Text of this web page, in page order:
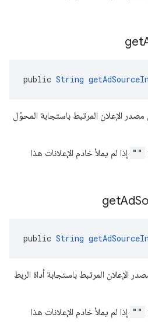
get
public String
الإعلان المرتبط باستجابة المحوّل
"" إذا لم يملأ خادم الإعلانات هذا
getAd
public String
الإعلان المرتبط باستجابة أداة الربط
"" إذا لم يملأ خادم الإعلانات هذا